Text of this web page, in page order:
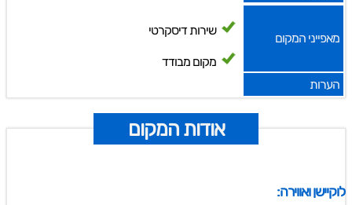
מאפייני המקום
שירות דיסקרטי
מקום מבודד
הערות
אודות המקום
לוקיישן ואווירה: